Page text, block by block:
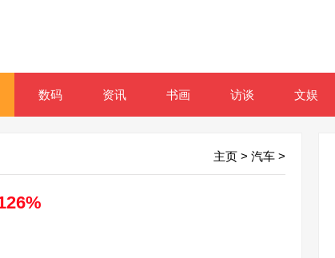
数码 资讯 书画 访谈 文娱
主页 > 汽车 >